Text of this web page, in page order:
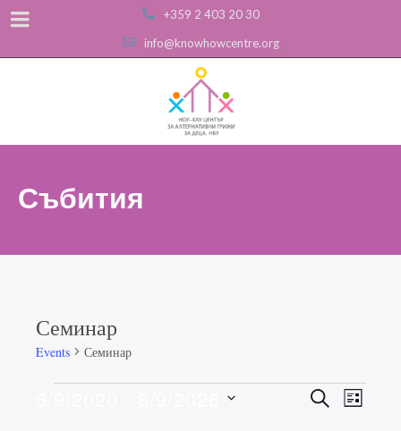
+359 2 403 20 30
info@knowhowcentre.org
Събития
Семинар
Events Семинар
Events
SEARCH
LIST